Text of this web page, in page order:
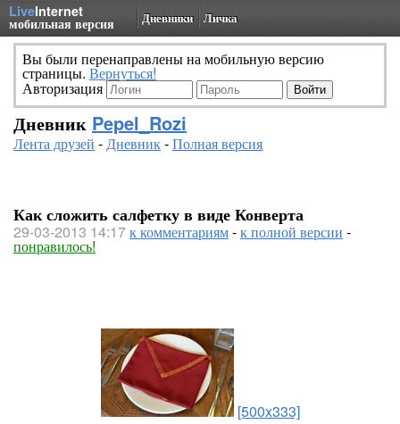
LiveInternet
мобильная версия Дневники Личка
Вы были перенаправлены на мобильную версию
страницы. Вернуться!
Авторизация
Дневник Pepel_Rozi
Лента друзей -Дневник-Полная версия
Как сложить салфетку в виде Конверта
29-03-2013 14:17к комментариям-к полной версии -
понравилось!
[500x333]